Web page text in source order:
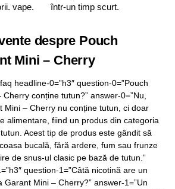
vape.
într-un timp scurt.
despre Pouch
Mini – Cherry
headline-0=”h3″ question-0=”Pouch
conține tutun?” answer-0=”Nu,
Mini – Cherry nu conține tutun, ci doar
alimentare, fiind un produs din categoria
Acest tip de produs este gândit să
bucală, fără ardere, fum sau frunze
de snus-ul clasic pe bază de tutun.”
question-1=”Câtă nicotină are un
Garant Mini – Cherry?” answer-1=”Un